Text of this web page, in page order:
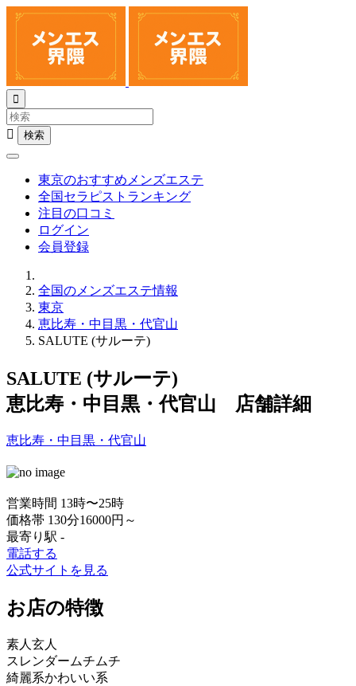


東京のおすすめメンズエステ
全国セラピストランキング
注目の口コミ
ログイン
会員登録
全国のメンズエステ情報
東京
恵比寿・中目黒・代官山
SALUTE (サルーテ)
SALUTE (サルーテ)
恵比寿・中目黒・代官山 店舗詳細
恵比寿・中目黒・代官山
営業時間 13時〜25時
価格帯 130分16000円～
最寄り駅 -
電話する
公式サイトを見る
お店の特徴
素人 玄人
スレンダー ムチムチ
綺麗系かわいい系